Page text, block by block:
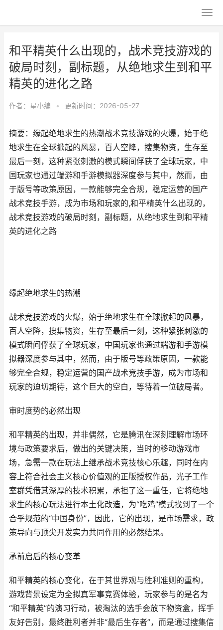
和平精英什么出现的，战术竞技游戏的
破局时刻，副标题，从绝地求生到和平
精英的进化之路
作者： 星小编 • 更新时间：2026-05-27
摘要：缘起绝地求生的热潮战术竞技游戏的火爆，始于绝
地求生在全球掀起的风暴，百人空降，搜集物资，生存至
最后一刻，这种紧张刺激的模式瞬间俘获了全球玩家，中
国玩家也通过端游和手游模拟器深度参与其中，然而，由
于版号等政策原因，一款能够完全合规，稳定运营的国产
战术竞技手游，成为市场和玩家的,和平精英什么出现的，
战术竞技游戏的破局时刻，副标题，从绝地求生到和平精
英的进化之路
缘起绝地求生的热潮
战术竞技游戏的火爆，始于绝地求生在全球掀起的风暴，
百人空降，搜集物资，生存至最后一刻，这种紧张刺激的
模式瞬间俘获了全球玩家，中国玩家也通过端游和手游模
拟器深度参与其中，然而，由于版号等政策原因，一款能
够完全合规，稳定运营的国产战术竞技手游，成为市场和
玩家的迫切期待，这个巨大的空白，等待着一位破局者。
审时度势的必然出现
和平精英的出现，并非偶然，它是腾讯在深刻理解市场环
境与政策要求后，做出的关键决策，当时的移动游戏市
场，急需一款在玩法上继承战术竞技核心乐趣，同时在内
容上符合社会主义核心价值观的正版授权作品，光子工作
室群凭借其深厚的技术积累，承担了这一重任，它将绝地
求生的核心玩法进行本土化改造，为“吃鸡”模式找到了一个
合乎规范的“中国身份”，因此，它的出现，是市场需求，政
策导向与顶尖开发实力共同作用的必然结果。
承前启后的核心变革
和平精英的核心变化，在于其世界观与胜利准则的重构，
游戏背景设定为全拟真军事竞赛体验，玩家参与的是名为
“和平精英”的演习行动，被淘汰的选手会放下物资盒，挥手
友好告别，最终胜利者并非“最后生存者”，而是通过搜集信